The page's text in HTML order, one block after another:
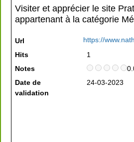
Visiter et apprécier le site
appartenant à la catégorie
Url
https://
Hits
1
Notes
Date de
validation
24-03-2023